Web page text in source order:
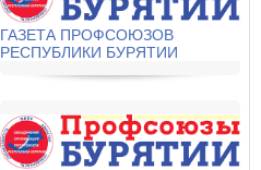
ГАЗЕТА ПРОФСОЮЗОВ
РЕСПУБЛИКИ БУРЯТИИ